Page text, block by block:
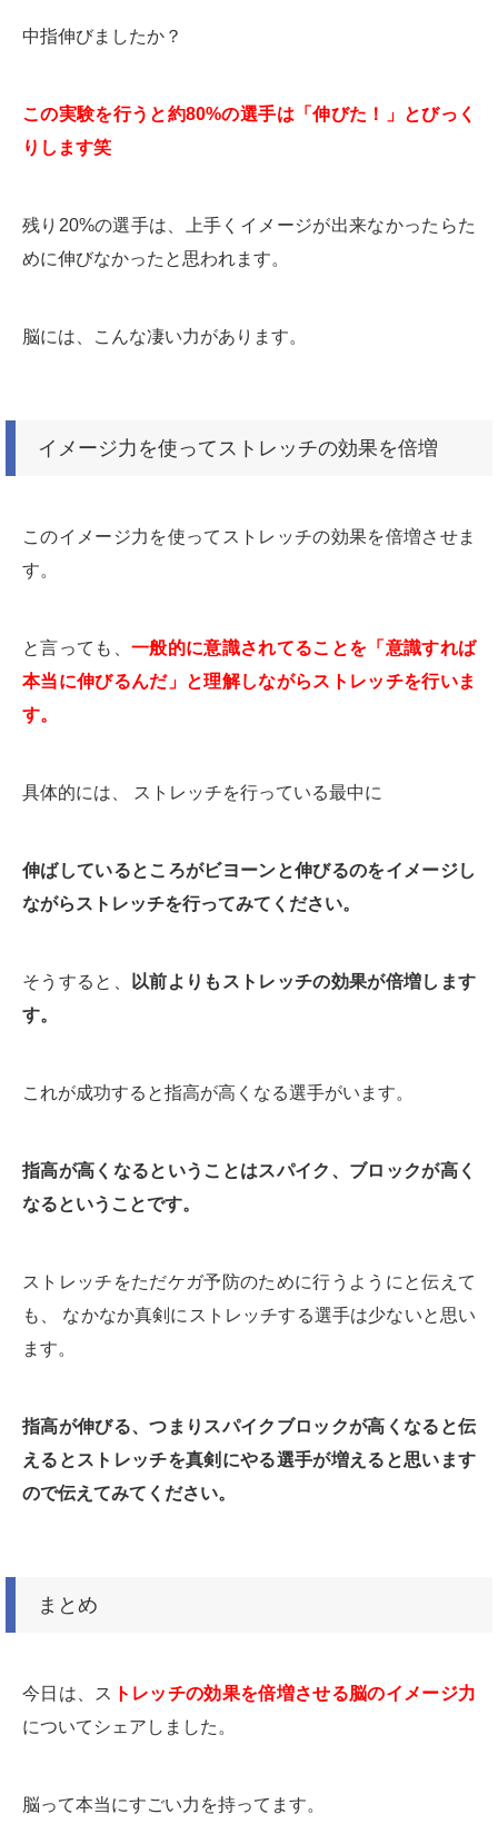
中指伸びましたか？
この実験を行うと約80%の選手は「伸びた！」とびっく
りします笑
残り20%の選手は、上手くイメージが出来なかったらた
めに伸びなかったと思われます。
脳には、こんな凄い力があります。
イメージ力を使ってストレッチの効果を倍増
このイメージ力を使ってストレッチの効果を倍増させま
す。
と言っても、 一般的に意識されてることを「意識すれば
本当に伸びるんだ」と理解しながらストレッチを行いま
す。
具体的には、 ストレッチを行っている最中に
伸ばしているところがビヨーンと伸びるのをイメージし
ながらストレッチを行ってみてください。
そうすると、
以前よりもストレッチの効果が倍増します
す。
これが成功すると指高が高くなる選手がいます。
指高が高くなるということはスパイク、ブロックが高く
なるということです。
ストレッチをただケガ予防のために行うようにと伝えて
も、 なかなか真剣にストレッチする選手は少ないと思い
ます。
指高が伸びる、つまりスパイクブロックが高くなると伝
えるとストレッチを真剣にやる選手が増えると思います
ので伝えてみてください。
まとめ
今日は、ス トレッチの効果を倍増させる脳のイメージ力
についてシェアしました。
脳って本当にすごい力を持ってます。